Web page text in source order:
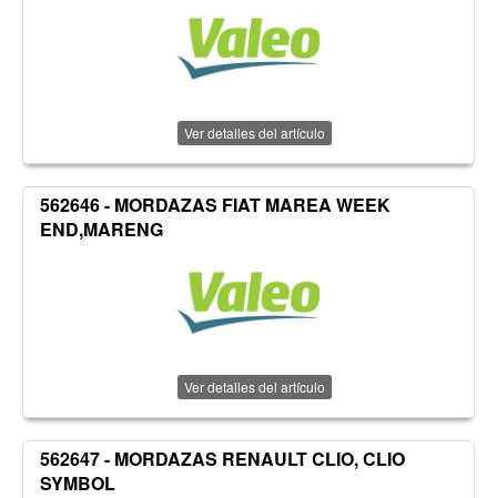
Ver detalles del artículo
562646 - MORDAZAS FIAT MAREA WEEK
END,MARENG
Ver detalles del artículo
562647 - MORDAZAS RENAULT CLIO, CLIO
SYMBOL